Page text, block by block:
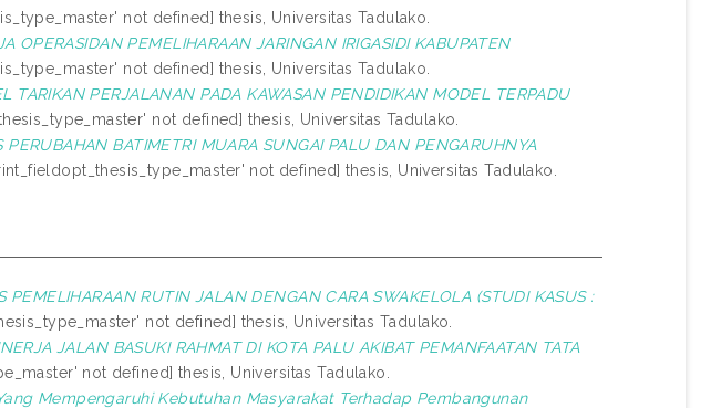
not defined] thesis, Universitas Tadulako.
OPERASIDAN PEMELIHARAAN JARINGAN IRIGASIDI KABUPATEN
not defined] thesis, Universitas Tadulako.
TARIKAN PERJALANAN PADA KAWASAN PENDIDIKAN MODEL TERPADU
not defined] thesis, Universitas Tadulako.
PERUBAHAN BATIMETRI MUARA SUNGAI PALU DAN PENGARUHNYA
not defined] thesis, Universitas Tadulako.
PEMELIHARAAN RUTIN JALAN DENGAN CARA SWAKELOLA (STUDI KASUS :
not defined] thesis, Universitas Tadulako.
JALAN BASUKI RAHMAT DI KOTA PALU AKIBAT PEMANFAATAN TATA
not defined] thesis, Universitas Tadulako.
Mempengaruhi Kebutuhan Masyarakat Terhadap Pembangunan